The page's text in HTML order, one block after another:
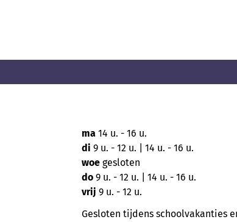
ma 14 u. - 16 u.
di 9 u. - 12 u. | 14 u. - 16 u.
woe gesloten
do 9 u. - 12 u. | 14 u. - 16 u.
vrij 9 u. - 12 u.
Gesloten tijdens schoolvakanties